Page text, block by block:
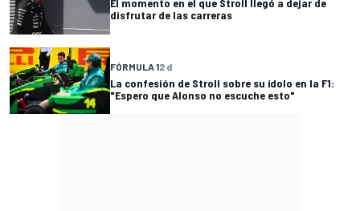
El momento en el que Stroll llegó a dejar de
disfrutar de las carreras
FÓRMULA 12 d
La confesión de Stroll sobre su ídolo en la F1:
"Espero que Alonso no escuche esto"